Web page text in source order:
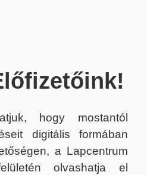
hogy mostantól
digitális formában
a Lapcentrum
olvashatja el